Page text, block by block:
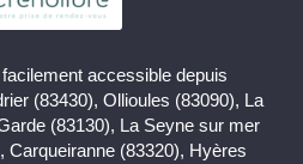
accessible depuis
(83430), Ollioules (83090), La
(83130), La Seyne sur mer
Carqueiranne (83320), Hyères